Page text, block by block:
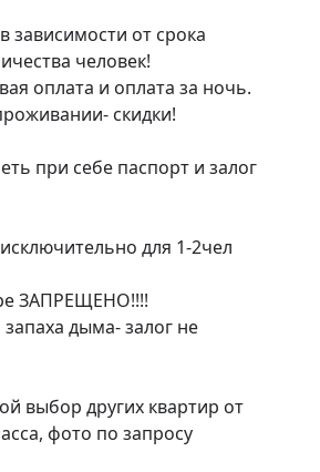
зависимости от срока
человек!
оплата и оплата за ночь.
скидки!
при себе паспорт и залог
для 1-2чел
ЗАПРЕЩЕНО!!!!
дыма- залог не
выбор других квартир от
фото по запросу